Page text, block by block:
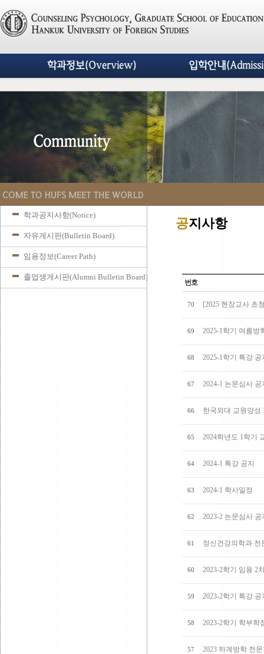
학과정보(Overview) 입학안내
학과공지사항(Notice)
자유게시판(Bulletin Board)
임용정보(Career Path)
졸업생게시판(Alumni Bulletin Board)
공지사항
번호
70 [2025 현장교사 초
69 2025-1학기 여름
68 2025-1학기 특강
67 2024-1 논문심사
66 한국외대 교원양
65 2024학년도 1학기
64 2024-1 특강 공지
63 2024-1 학사일정
62 2023-2 논문심사
61 정신건강의학과
60 2023-2학기 임용 2
59 2023-2학기 특강
58 2023-2학기 학부
57 2023 하계방학 전